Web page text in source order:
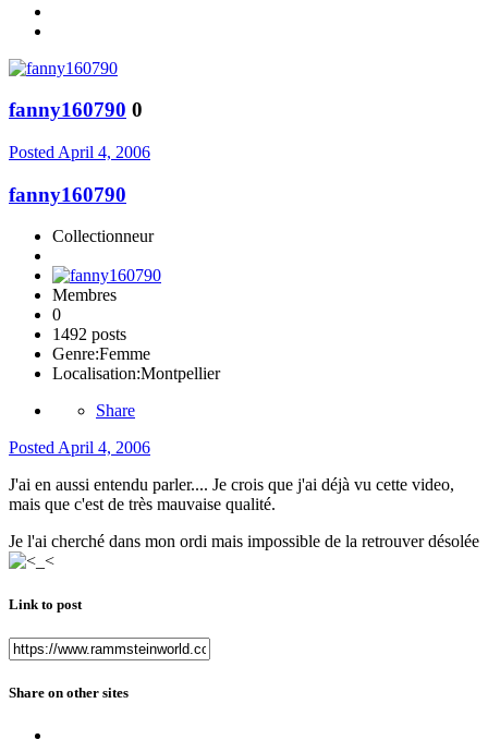
fanny160790 0
Posted April 4, 2006
fanny160790
Collectionneur
Membres
0
1492 posts
Genre:Femme
Localisation:Montpellier
Share
PostedApril 4, 2006
J'ai en aussi entendu parler.... Je crois que j'ai déjà vu cette video,
mais que c'est de très mauvaise qualité.
Je l'ai cherché dans mon ordi mais impossible de la retrouver désolée
Link to post
Share on other sites